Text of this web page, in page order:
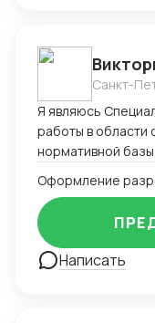
косметической
Панарина +7
Санкт-
Я являюсь
работы в области
нормативной
позволяют мне
подтверждению
установленным
техническую
вопросам
Написать